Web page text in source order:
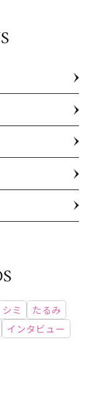
シミ
たるみ
インタビュー